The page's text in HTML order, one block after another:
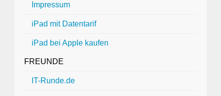
Impressum
iPad mit Datentarif
iPad bei Apple kaufen
FREUNDE
IT-Runde.de